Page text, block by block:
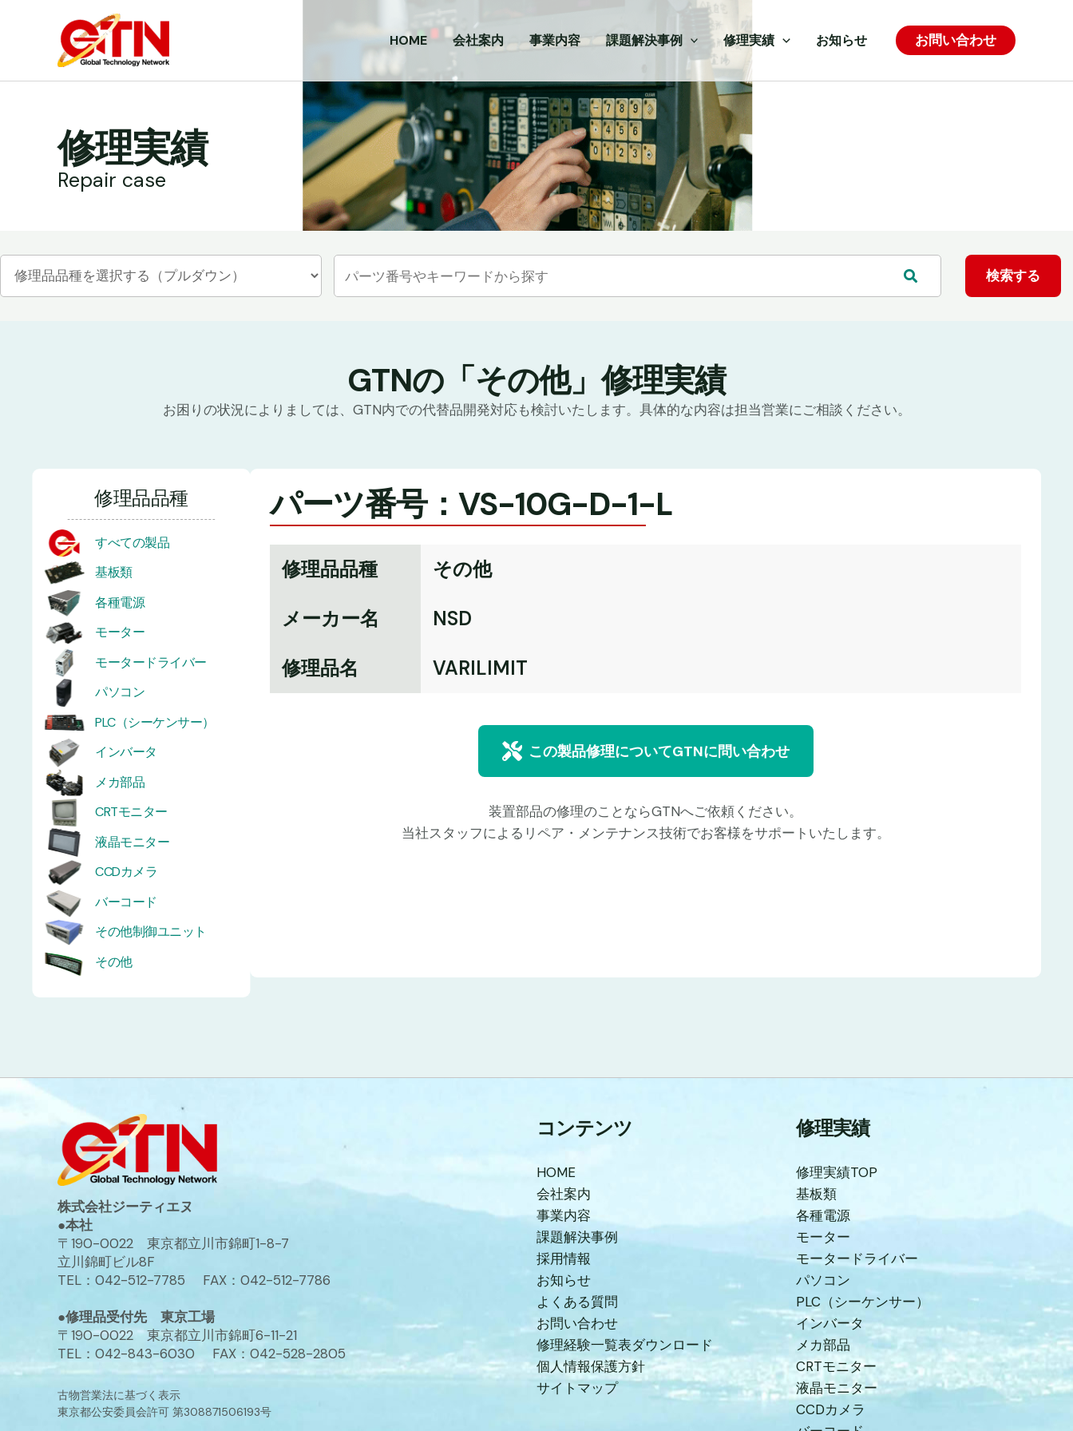
HOME 会社案内 事業内容 課題解決事例 修理実績 お知らせ お問い合わせ
修理実績
Repair case
GTNの「その他」修理実績
お困りの状況によりましては、GTN内での代替品開発対応も検討いたします。具体的な内容は担当営業にご相談ください。
修理品品種
すべての製品
基板類
各種電源
モーター
モータードライバー
パソコン
PLC（シーケンサー）
インバータ
メカ部品
CRTモニター
液晶モニター
CCDカメラ
バーコード
その他制御ユニット
その他
パーツ番号：VS-10G-D-1-L
修理品品種
その他
メーカー名
NSD
修理品名
VARILIMIT
この製品修理についてGTNに問い合わせ
装置部品の修理のことならGTNへご依頼ください。
当社スタッフによるリペア・メンテナンス技術でお客様をサポートいたします。
株式会社ジーティエヌ
●本社
〒190-0022 東京都立川市錦町1-8-7
立川錦町ビル8F
TEL：042-512-7785 FAX：042-512-7786
●修理品受付先 東京工場
〒190-0022 東京都立川市錦町6-11-21
TEL：042-843-6030 FAX：042-528-2805
古物営業法に基づく表示
東京都公安委員会許可 第308871506193号
コンテンツ
HOME
会社案内
事業内容
課題解決事例
採用情報
お知らせ
よくある質問
お問い合わせ
修理経験一覧表ダウンロード
個人情報保護方針
サイトマップ
修理実績
修理実績TOP
基板類
各種電源
モーター
モータードライバー
パソコン
PLC（シーケンサー）
インバータ
メカ部品
CRTモニター
液晶モニター
CCDカメラ